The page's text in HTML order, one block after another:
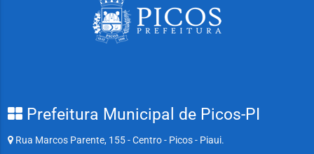
Prefeitura Municipal de Picos-PI
Rua Marcos Parente, 155 - Centro - Picos - Piaui.